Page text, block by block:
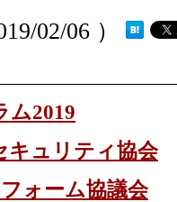
02/06 ）
ム2019
キュリティ協会
ォーム協議会